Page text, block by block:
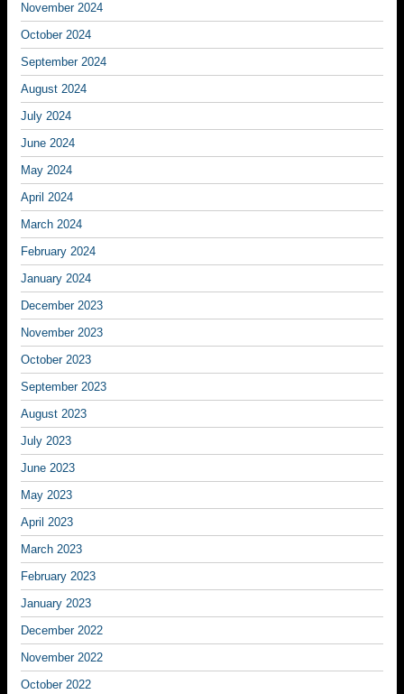
November 2024
October 2024
September 2024
August 2024
July 2024
June 2024
May 2024
April 2024
March 2024
February 2024
January 2024
December 2023
November 2023
October 2023
September 2023
August 2023
July 2023
June 2023
May 2023
April 2023
March 2023
February 2023
January 2023
December 2022
November 2022
October 2022